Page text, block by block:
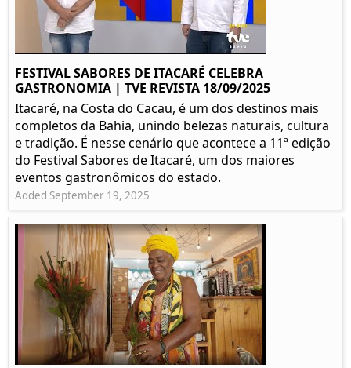
FESTIVAL SABORES DE ITACARÉ CELEBRA
GASTRONOMIA | TVE REVISTA 18/09/2025
Itacaré, na Costa do Cacau, é um dos destinos mais
completos da Bahia, unindo belezas naturais, cultura
e tradição. É nesse cenário que acontece a 11ª edição
do Festival Sabores de Itacaré, um dos maiores
eventos gastronômicos do estado.
Added September 19, 2025